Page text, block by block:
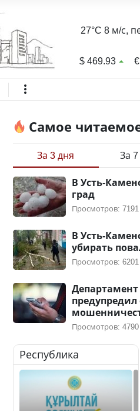
27°C 8 м/с,
$469.93 €
Самое
За 3 дня За
В Усть-
град
Просмотров: 7191
В Усть-
убирать
Просмотров: 6201
Просмотров: 4790
Республика